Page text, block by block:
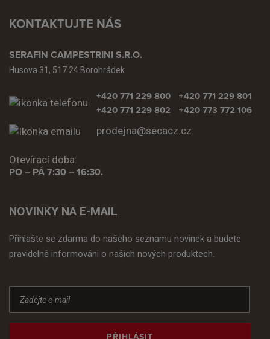
KONTAKTUJTE NÁS
SERAFIN CAMPESTRINI S.R.O.
Husova 31, 517 24 Borohrádek
+420 771 229 800
+420 771 229 802
+420 771 229 801
+420 773 772 106
prodejna@secacz.cz
Otevírací doba:
PO – PÁ 7:30 – 16:30.
NOVINKY NA E-MAIL
Přihlašte se zdarma do našeho seznamu novinek a budete
pravidelně informováni o našich nových produktech.